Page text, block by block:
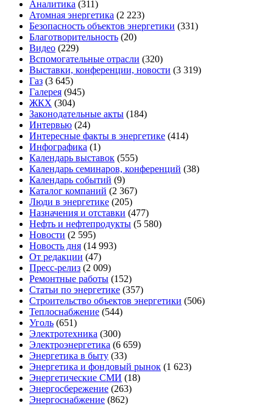
Аналитика (311)
Атомная энергетика (2 223)
Безопасность объектов энергетики (331)
Благотворительность (20)
Видео (229)
Вспомогательные отрасли (320)
Выставки, конференции, новости (3 319)
Газ (3 645)
Галерея (945)
ЖКХ (304)
Законодательные акты (184)
Интервью (24)
Интересные факты в энергетике (414)
Инфографика (1)
Календарь выставок (555)
Календарь семинаров, конференций (38)
Календарь событий (9)
Каталог компаний (2 367)
Люди в энергетике (205)
Назначения и отставки (477)
Нефть и нефтепродукты (5 580)
Новости (2 595)
Новость дня (14 993)
От редакции (47)
Пресс-релиз (2 009)
Ремонтные работы (152)
Статьи по энергетике (357)
Строительство объектов энергетики (506)
Теплоснабжение (544)
Уголь (651)
Электротехника (300)
Электроэнергетика (6 659)
Энергетика в быту (33)
Энергетика и фондовый рынок (1 623)
Энергетические СМИ (18)
Энергосбережение (263)
Энергоснабжение (862)